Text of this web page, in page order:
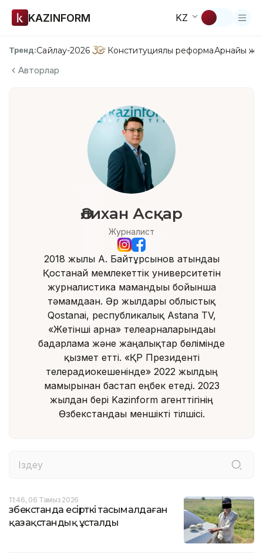
KAZINFORM KZ
Тренд:Сайлау-2026 Конституциялық реформаАрнайы
Авторлар
Әлихан Асқар
Журналист
2018 жылы А. Байтұрсынов атындағы
Қостанай мемлекеттік университетін
журналистика мамандығы бойынша
тәмамдаған. Әр жылдары облыстық
Qostanai, республикалық Astana TV,
«Жетінші арна» телеарналарындағы
бағдарлама және жаңалықтар бөлімінде
қызмет етті. «ҚР Президенті
телерадиокешенінде» 2022 жылдың
мамырынан бастап еңбек етеді. 2023
жылдан бері Kazinform агенттігінің
Өзбекстандағы меншікті тілшісі.
11:46, 06 Тамыз 2026
Өзбекстанда есірткі тасымалдаған
қазақстандық ұсталды